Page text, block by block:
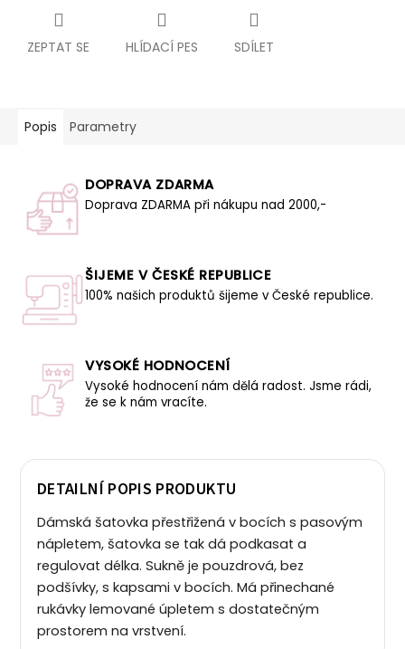
ZEPTAT SE HLÍDACÍ PES SDÍLET
Popis Parametry
DOPRAVA ZDARMA
Doprava ZDARMA při nákupu nad 2000,-
ŠIJEME V ČESKÉ REPUBLICE
100% našich produktů šijeme v České republice.
VYSOKÉ HODNOCENÍ
Vysoké hodnocení nám dělá radost. Jsme rádi,
že se k nám vracíte.
DETAILNÍ POPIS PRODUKTU
Dámská šatovka přestřižená v bocích s pasovým
nápletem, šatovka se tak dá podkasat a
regulovat délka. Sukně je pouzdrová, bez
podšívky, s kapsami v bocích. Má přinechané
rukávky lemované úpletem s dostatečným
prostorem na vrstvení.